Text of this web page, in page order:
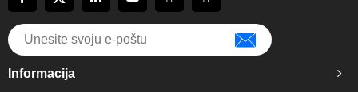
Informacija